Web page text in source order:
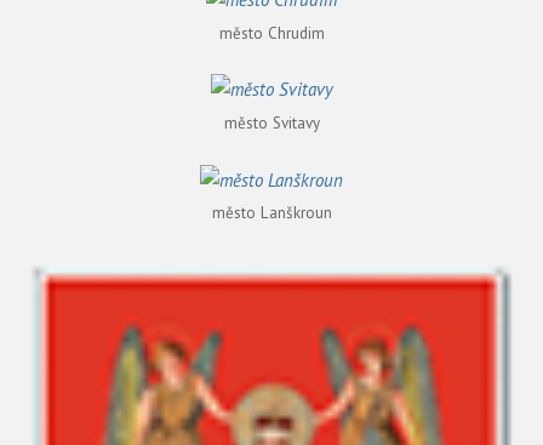
město Chrudim
město Svitavy
město Lanškroun